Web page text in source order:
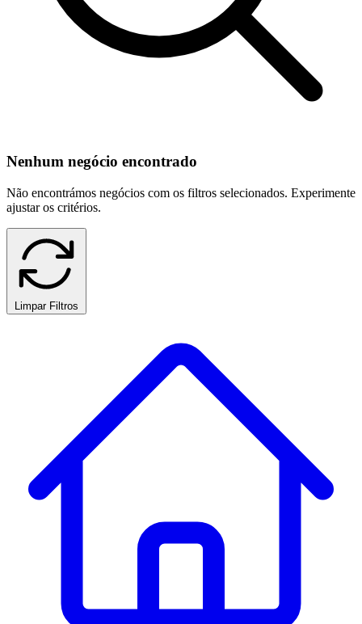
Nenhum negócio encontrado
Não encontrámos negócios com os filtros selecionados. Experimente
ajustar os critérios.
Limpar Filtros